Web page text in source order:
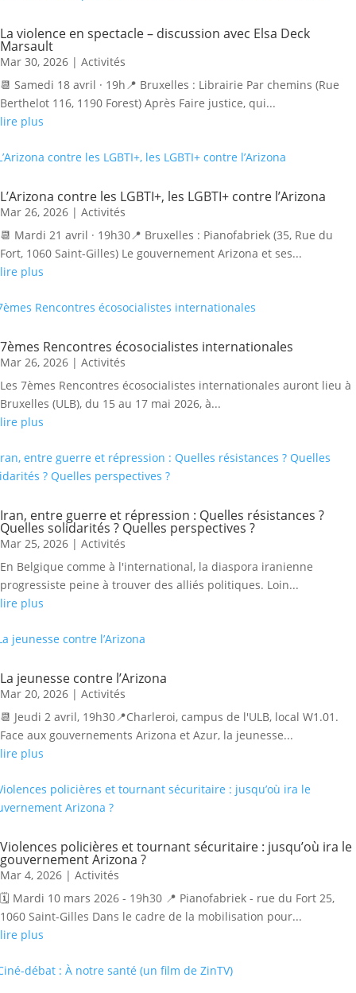
La violence en spectacle – discussion avec Elsa Deck
Marsault
Mar 30, 2026 | Activités
📆 Samedi 18 avril · 19h📍 Bruxelles : Librairie Par chemins (Rue
Berthelot 116, 1190 Forest) Après Faire justice, qui...
lire plus
L’Arizona contre les LGBTI+, les LGBTI+ contre l’Arizona
Mar 26, 2026 | Activités
📆 Mardi 21 avril · 19h30📍 Bruxelles : Pianofabriek (35, Rue du
Fort, 1060 Saint-Gilles) Le gouvernement Arizona et ses...
lire plus
7èmes Rencontres écosocialistes internationales
Mar 26, 2026 | Activités
Les 7èmes Rencontres écosocialistes internationales auront lieu à
Bruxelles (ULB), du 15 au 17 mai 2026, à...
lire plus
Iran, entre guerre et répression : Quelles résistances ?
Quelles solidarités ? Quelles perspectives ?
Mar 25, 2026 | Activités
En Belgique comme à l'international, la diaspora iranienne
progressiste peine à trouver des alliés politiques. Loin...
lire plus
La jeunesse contre l’Arizona
Mar 20, 2026 | Activités
📆 Jeudi 2 avril, 19h30📍Charleroi, campus de l'ULB, local W1.01.
Face aux gouvernements Arizona et Azur, la jeunesse...
lire plus
Violences policières et tournant sécuritaire : jusqu’où ira le
gouvernement Arizona ?
Mar 4, 2026 | Activités
🗓 Mardi 10 mars 2026 - 19h30 📍 Pianofabriek - rue du Fort 25,
1060 Saint-Gilles Dans le cadre de la mobilisation pour...
lire plus